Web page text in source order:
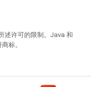
述许可的限制。Java 和
标。